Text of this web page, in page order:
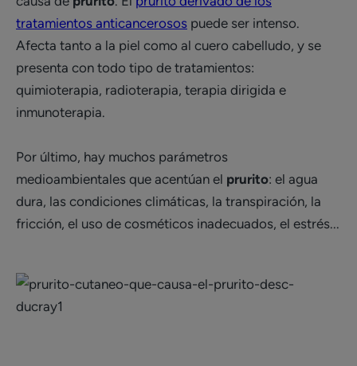
tratamientos anticancerosos puede ser intenso.
Afecta tanto a la piel como al cuero cabelludo, y se
presenta con todo tipo de tratamientos:
quimioterapia, radioterapia, terapia dirigida e
inmunoterapia.
Por último, hay muchos parámetros
medioambientales que acentúan el prurito: el agua
dura, las condiciones climáticas, la transpiración, la
fricción, el uso de cosméticos inadecuados, el estrés...